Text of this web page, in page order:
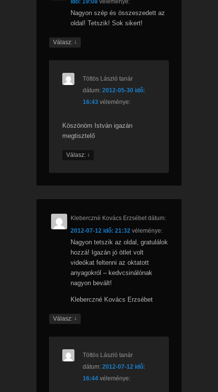
Nagyon szép és összeszedett az
oldal! Tetszik! Sok sikert!
Válasz: ↓
Töttös László tanár
dátum:2012-05-30 idő:
16:43 véleménye:
Köszönöm István igazán
megtisztelő
Válasz: ↓
Kleberczné Kovács Erzsébet dátum:
2012-07-12 idő: 21:32 véleménye:
Nagyon tetszik az oldal, gratulálok
hozzá! Igazán jó ötlet volt
videókat feltenni az oktatott
anyagokról – kedvcsinálónak
nagyon bevált!
Kleberczné Kovács Erzsébet
Válasz: ↓
Töttös László tanár
dátum:2012-07-12 idő:
16:44 véleménye: